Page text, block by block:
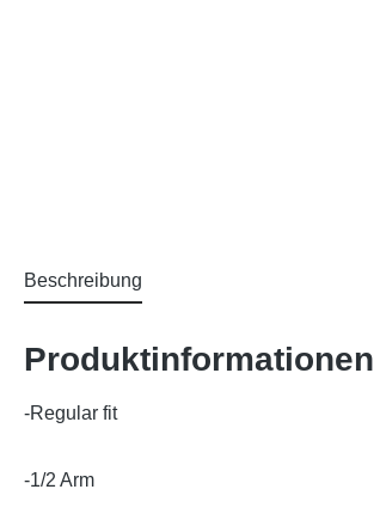
Beschreibung
-Regular fit
-1/2 Arm